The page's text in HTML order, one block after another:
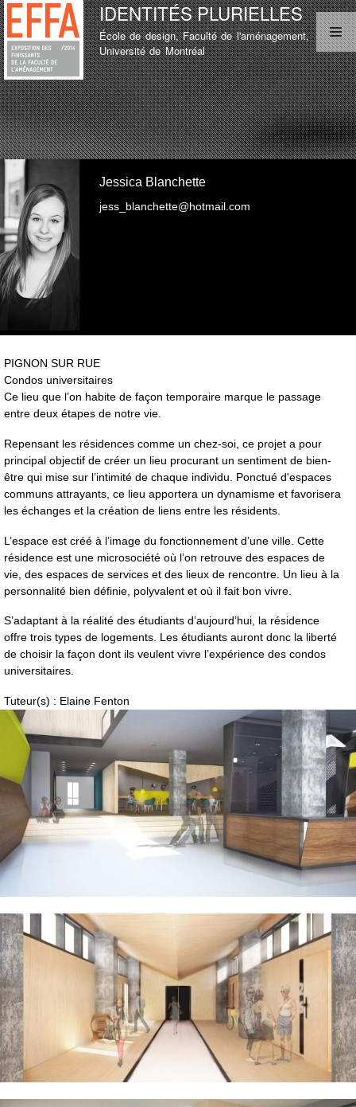
Aller au
contenu
principal
IDENTITÉS PLURIELLES
École de design, Faculté de l'aménagement,
Université de Montréal
MENU PRINCIPAL
LISTE D'ÉTUDIANT
TEST
LISTE D'ÉTUDIANT
Jessica Blanchette
jess_blanchette@hotmail.com
PIGNON SUR RUE
Condos universitaires
Ce lieu que l’on habite de façon temporaire marque le passage
entre deux étapes de notre vie.
Repensant les résidences comme un chez-soi, ce projet a pour
principal objectif de créer un lieu procurant un sentiment de bien-
être qui mise sur l’intimité de chaque individu. Ponctué d'espaces
communs attrayants, ce lieu apportera un dynamisme et favorisera
les échanges et la création de liens entre les résidents.
L’espace est créé à l’image du fonctionnement d’une ville. Cette
résidence est une microsociété où l’on retrouve des espaces de
vie, des espaces de services et des lieux de rencontre. Un lieu à la
personnalité bien définie, polyvalent et où il fait bon vivre.
S’adaptant à la réalité des étudiants d’aujourd’hui, la résidence
offre trois types de logements. Les étudiants auront donc la liberté
de choisir la façon dont ils veulent vivre l’expérience des condos
universitaires.
Tuteur(s) : Elaine Fenton